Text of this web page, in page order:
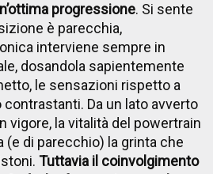
progressione. Si sente
è parecchia,
interviene sempre in
dosandola sapientemente
le sensazioni rispetto a
Da un lato avverto
vigore, la vitalità del powertrain
di parecchio) la grinta che
Tuttavia il coinvolgimento